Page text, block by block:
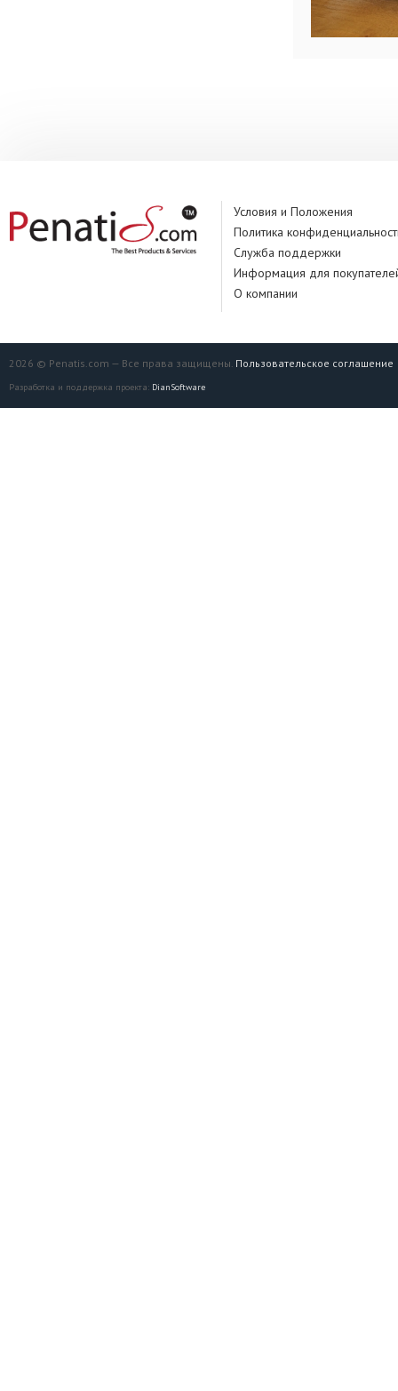
Условия и Положения
Политика
Служба поддержки
Информация для
О компании
2026 © Penatis.com — Все права защищены. Пользовательское соглашение
Разработка и поддержка проекта: DianSoftware